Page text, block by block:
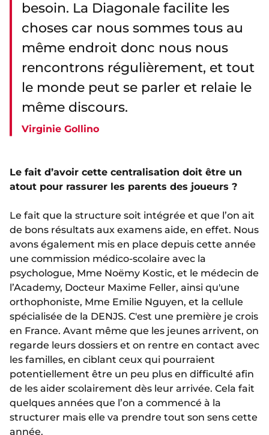
besoin. La Diagonale facilite les
choses car nous sommes tous au
même endroit donc nous nous
rencontrons régulièrement, et tout
le monde peut se parler et relaie le
même discours.
Virginie Gollino
Le fait d’avoir cette centralisation doit être un
atout pour rassurer les parents des joueurs ?
Le fait que la structure soit intégrée et que l’on ait
de bons résultats aux examens aide, en effet. Nous
avons également mis en place depuis cette année
une commission médico-scolaire avec la
psychologue, Mme Noëmy Kostic, et le médecin de
l’Academy, Docteur Maxime Feller, ainsi qu'une
orthophoniste, Mme Emilie Nguyen, et la cellule
spécialisée de la DENJS. C'est une première je crois
en France. Avant même que les jeunes arrivent, on
regarde leurs dossiers et on rentre en contact avec
les familles, en ciblant ceux qui pourraient
potentiellement être un peu plus en difficulté afin
de les aider scolairement dès leur arrivée. Cela fait
quelques années que l’on a commencé à la
structurer mais elle va prendre tout son sens cette
année.